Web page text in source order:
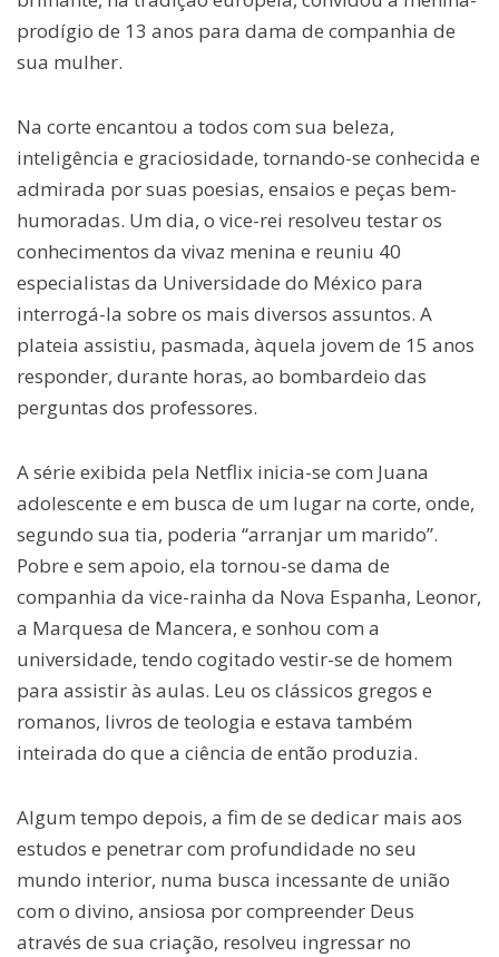
prodígio de 13 anos para dama de companhia de
sua mulher.
Na corte encantou a todos com sua beleza,
inteligência e graciosidade, tornando-se conhecida e
admirada por suas poesias, ensaios e peças bem-
humoradas. Um dia, o vice-rei resolveu testar os
conhecimentos da vivaz menina e reuniu 40
especialistas da Universidade do México para
interrogá-la sobre os mais diversos assuntos. A
plateia assistiu, pasmada, àquela jovem de 15 anos
responder, durante horas, ao bombardeio das
perguntas dos professores.
A série exibida pela Netflix inicia-se com Juana
adolescente e em busca de um lugar na corte, onde,
segundo sua tia, poderia “arranjar um marido”.
Pobre e sem apoio, ela tornou-se dama de
companhia da vice-rainha da Nova Espanha, Leonor,
a Marquesa de Mancera, e sonhou com a
universidade, tendo cogitado vestir-se de homem
para assistir às aulas. Leu os clássicos gregos e
romanos, livros de teologia e estava também
inteirada do que a ciência de então produzia.
Algum tempo depois, a fim de se dedicar mais aos
estudos e penetrar com profundidade no seu
mundo interior, numa busca incessante de união
com o divino, ansiosa por compreender Deus
através de sua criação, resolveu ingressar no